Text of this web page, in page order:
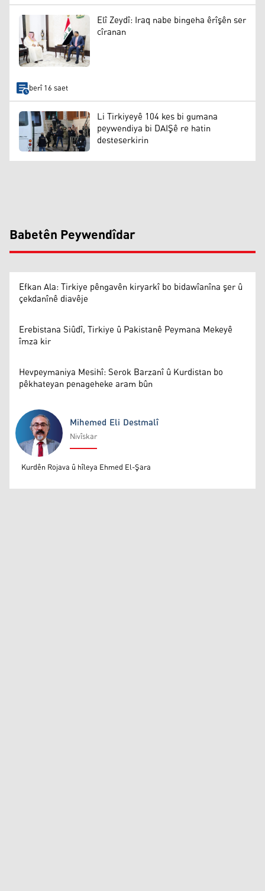
Elî Zeydî: Iraq nabe bingeha êrîşên ser
cîranan
berî 16 saet
Li Tirkiyeyê 104 kes bi gumana
peywendiya bi DAIŞê re hatin
desteserkirin
Babetên Peywendîdar
Efkan Ala: Tirkiye pêngavên kiryarkî bo bidawîanîna şer û
çekdanînê diavêje
Erebistana Siûdî, Tirkiye û Pakistanê Peymana Mekeyê
îmza kir
Hevpeymaniya Mesihî: Serok Barzanî û Kurdistan bo
pêkhateyan penageheke aram bûn
Mihemed Eli Destmalî
Mihemed Eli Destmalî
Nivîskar
Kurdên Rojava û hîleya Ehmed El-Şara